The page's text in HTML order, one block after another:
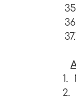
1.
2.